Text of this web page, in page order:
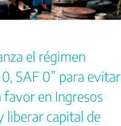
el régimen
0, SAF 0” para evitar
favor en Ingresos
liberar capital de